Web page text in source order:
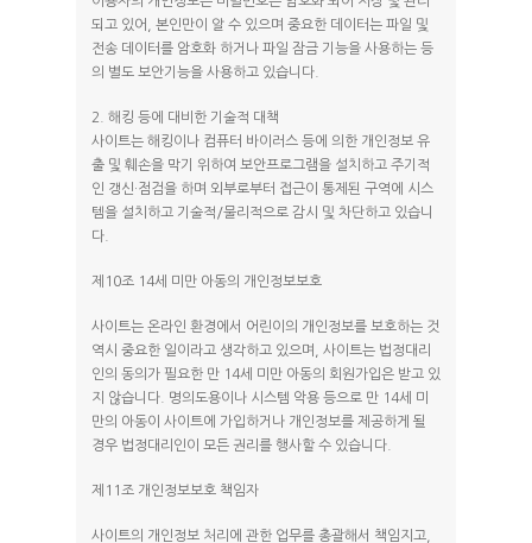
되고 있어, 본인만이 알 수 있으며 중요한 데이터는 파일 및
전송 데이터를 암호화 하거나 파일 잠금 기능을 사용하는 등
의 별도 보안기능을 사용하고 있습니다.
2. 해킹 등에 대비한 기술적 대책
사이트는 해킹이나 컴퓨터 바이러스 등에 의한 개인정보 유
출 및 훼손을 막기 위하여 보안프로그램을 설치하고 주기적
인 갱신·점검을 하며 외부로부터 접근이 통제된 구역에 시스
템을 설치하고 기술적/물리적으로 감시 및 차단하고 있습니
다.
제10조 14세 미만 아동의 개인정보보호
사이트는 온라인 환경에서 어린이의 개인정보를 보호하는 것
역시 중요한 일이라고 생각하고 있으며, 사이트는 법정대리
인의 동의가 필요한 만 14세 미만 아동의 회원가입은 받고 있
지 않습니다. 명의도용이나 시스템 악용 등으로 만 14세 미
만의 아동이 사이트에 가입하거나 개인정보를 제공하게 될
경우 법정대리인이 모든 권리를 행사할 수 있습니다.
제11조 개인정보보호 책임자
사이트의 개인정보 처리에 관한 업무를 총괄해서 책임지고,